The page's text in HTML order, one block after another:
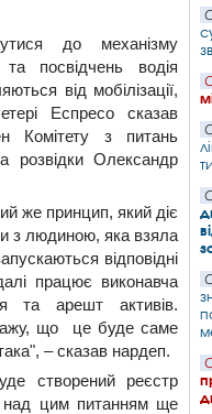
до механізму
посвідчень водія
від мобілізації,
Еспресо сказав
Комітету з питань
розвідки Олександр
же принцип, який діє
з людиною, яка взяла
відповідні
працює виконавча
та арешт активів.
що це буде саме
– сказав нардеп.
створений реєстр
цим питанням ще